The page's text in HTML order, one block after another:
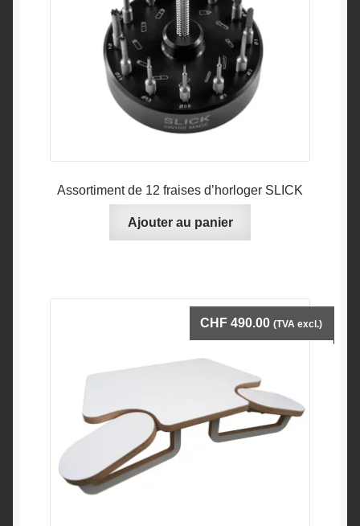
Assortiment de 12 fraises d’horloger SLICK
Ajouter au panier
CHF 490.00 (TVA excl.)